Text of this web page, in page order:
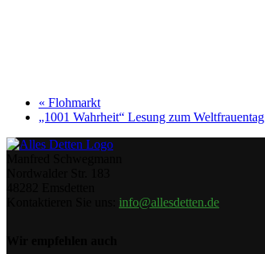
« Flohmarkt
„1001 Wahrheit“ Lesung zum Weltfrauentag
info@allesdetten.de